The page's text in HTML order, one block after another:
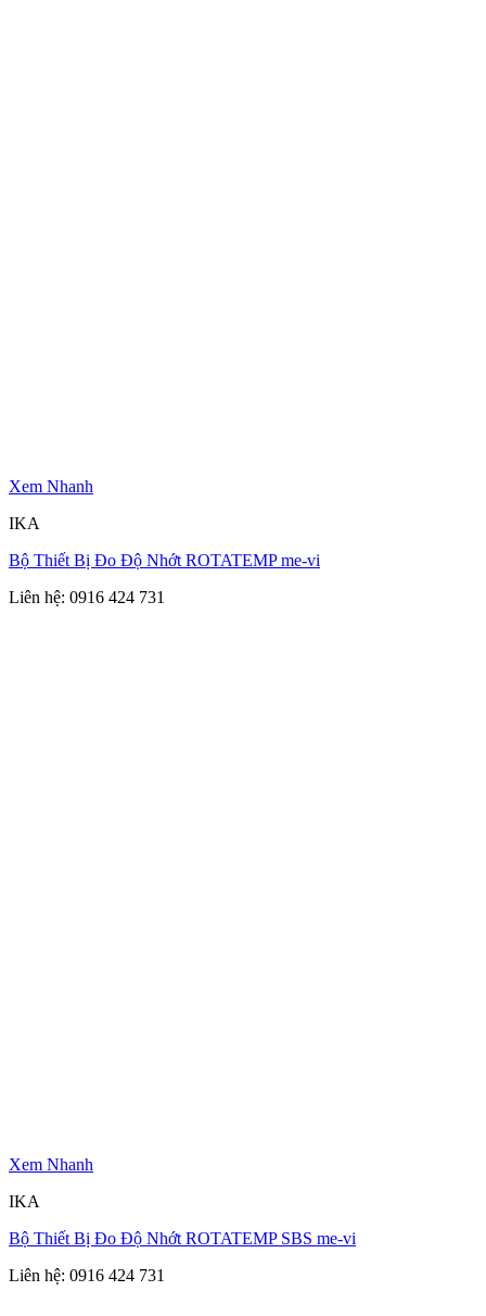
Xem Nhanh
IKA
Bộ Thiết Bị Đo Độ Nhớt ROTATEMP me-vi
Liên hệ: 0916 424 731
Xem Nhanh
IKA
Bộ Thiết Bị Đo Độ Nhớt ROTATEMP SBS me-vi
Liên hệ: 0916 424 731